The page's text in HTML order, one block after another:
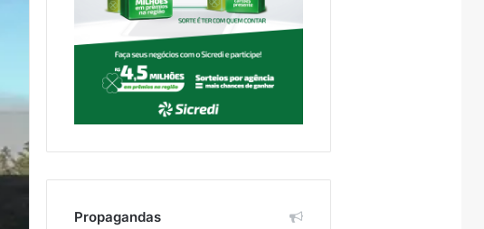
Propagandas